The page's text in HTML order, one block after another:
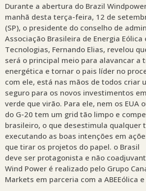
Durante a abertura do Brazil
manhã desta terça-feira, 12 de
(SP), o presidente do conselho de
Associação Brasileira de Energia Eólica
Tecnologias, Fernando Elias, revelou
será o principal meio para alavancar a
energética e tornar o pais líder no
com ele, está nas mãos de todos criar
seguro para os novos investimentos
verde que virão. Para ele, nem os EUA
do G-20 tem um grid tão limpo e
brasileiro, o que desestimula qualquer
executando as boas intenções em
que tirar os projetos do papel. o Brasil
deve ser protagonista e não
Wind Power é realizado pelo Grupo
Markets em parceria com a ABEEólica e